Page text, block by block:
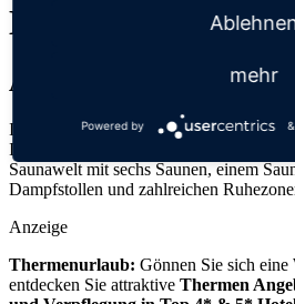
Kristalltherme
Altenau
In der Kristalltherme Altenau stehen den
Innen- und Außenbecken mit
Saunawelt mit sechs Saunen, einem
Dampfstollen und zahlreichen
Anzeige
Thermenurlaub: Gönnen Sie sich
entdecken Sie attraktive Thermen
mehr
Powered by &